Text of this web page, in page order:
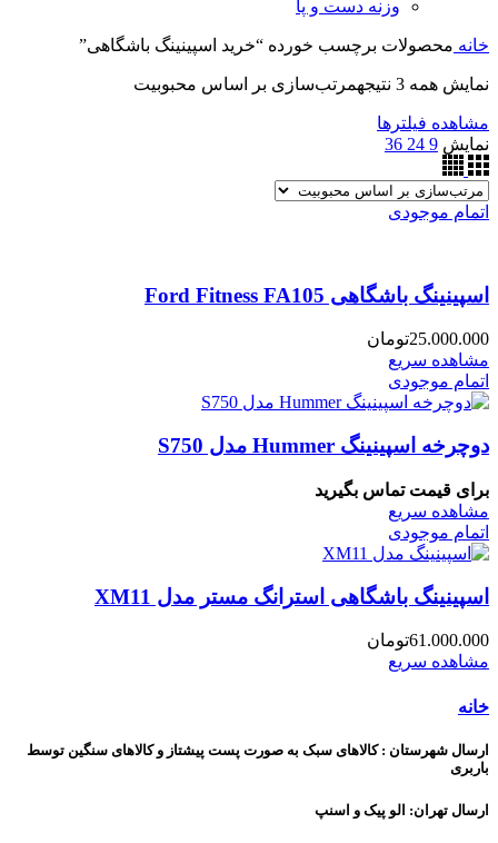
وزنه دست و پا
خانه محصولات برچسب خورده “خرید اسپینینگ باشگاهی”
نمایش همه 3 نتیجه مرتب‌سازی بر اساس محبوبیت
مشاهده فیلترها
نمایش 9
24
36
اتمام موجودی
اسپینینگ باشگاهی Ford Fitness FA105
تومان25.000.000
مشاهده سریع
اتمام موجودی
دوچرخه اسپینینگ Hummer مدل S750
برای قیمت تماس بگیرید
مشاهده سریع
اتمام موجودی
اسپینینگ باشگاهی استرانگ مستر مدل XM11
تومان61.000.000
مشاهده سریع
خانه
ارسال شهرستان : کالاهای سبک به صورت پست پیشتاز و کالاهای سنگین توسط
باربری
ارسال تهران: الو پیک و اسنپ